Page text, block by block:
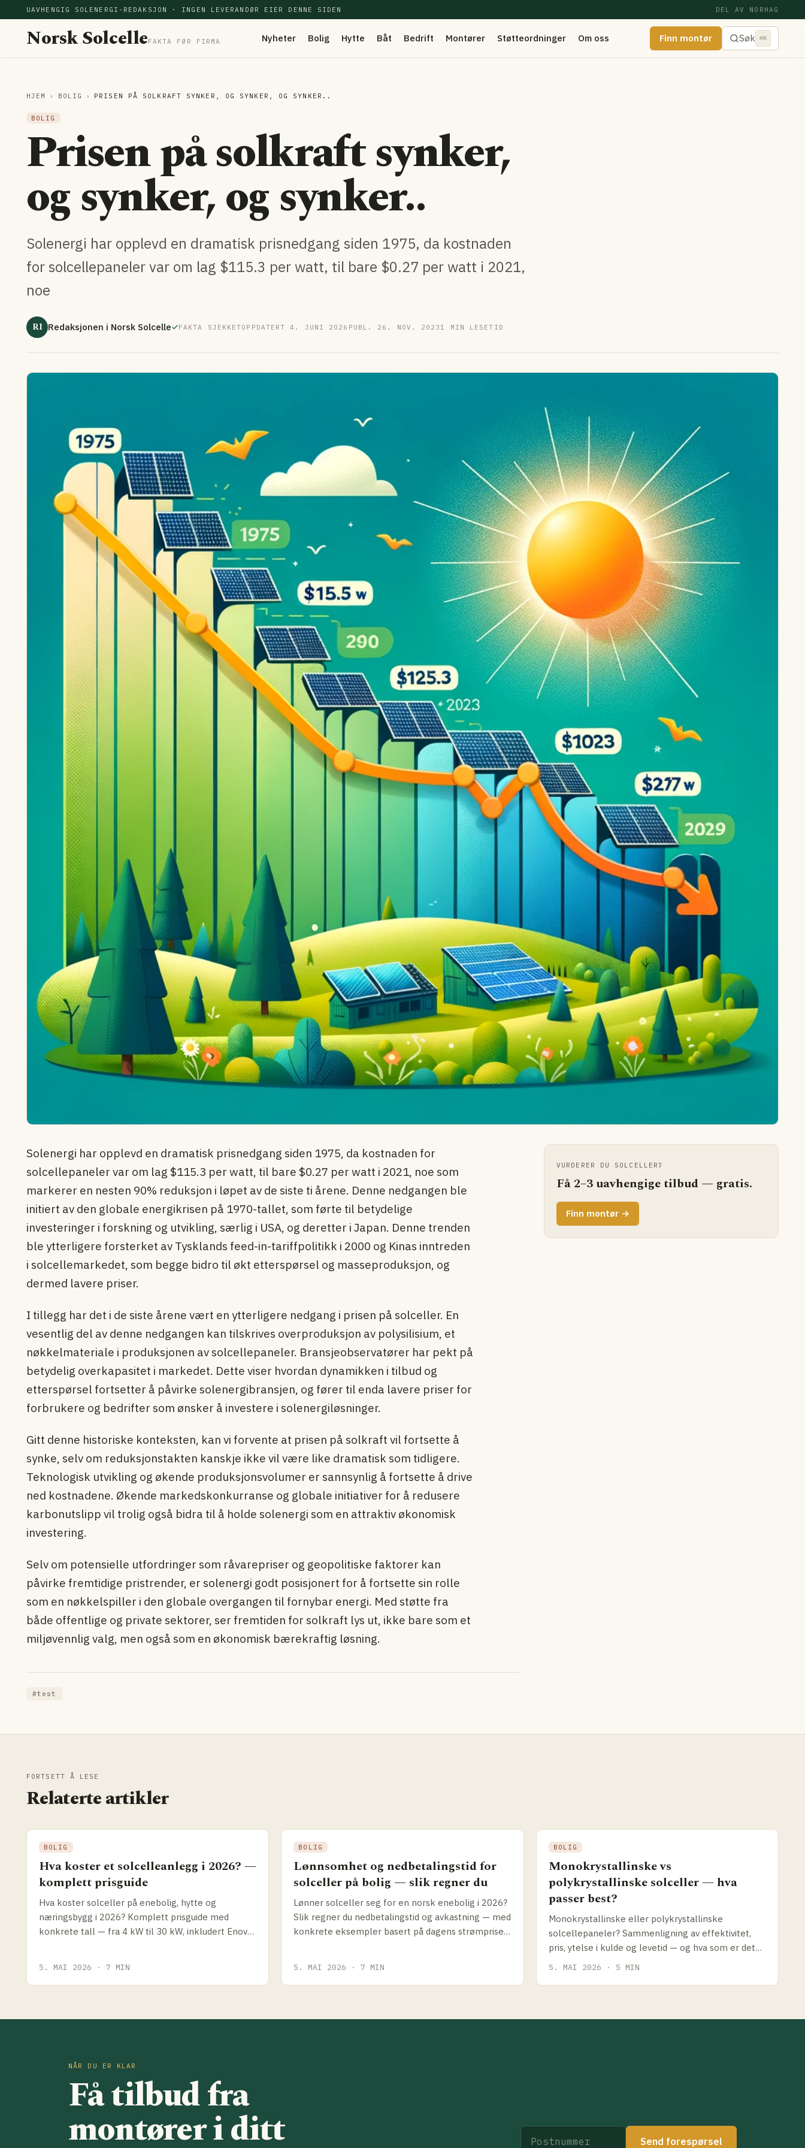
UAVHENGIG SOLENERGI-REDAKSJON · INGEN LEVERANDØR EIER DENNE SIDEN DEL AV NORHAG
Norsk SolcelleFAKTA FØR FIRMA Nyheter Bolig Hytte Båt Bedrift Montører Støtteordninger Om oss Finn montør Søk ⌘K
HJEM › BOLIG › PRISEN PÅ SOLKRAFT SYNKER, OG SYNKER, OG SYNKER..
BOLIG
Prisen på solkraft synker,
og synker, og synker..
Solenergi har opplevd en dramatisk prisnedgang siden 1975, da kostnaden
for solcellepaneler var om lag $115.3 per watt, til bare $0.27 per watt i 2021,
noe
RI Redaksjonen i Norsk Solcelle FAKTA SJEKKETOPPDATERT 4. JUNI 2026 PUBL. 26. NOV. 2023 1 MIN LESETID
VURDERER DU SOLCELLER?
Få 2–3 uavhengige tilbud — gratis.
Finn montør →
Solenergi har opplevd en dramatisk prisnedgang siden 1975, da kostnaden for
solcellepaneler var om lag $115.3 per watt, til bare $0.27 per watt i 2021, noe som
markerer en nesten 90% reduksjon i løpet av de siste ti årene. Denne nedgangen ble
initiert av den globale energikrisen på 1970-tallet, som førte til betydelige
investeringer i forskning og utvikling, særlig i USA, og deretter i Japan. Denne trenden
ble ytterligere forsterket av Tysklands feed-in-tariffpolitikk i 2000 og Kinas inntreden
i solcellemarkedet, som begge bidro til økt etterspørsel og masseproduksjon, og
dermed lavere priser.
I tillegg har det i de siste årene vært en ytterligere nedgang i prisen på solceller. En
vesentlig del av denne nedgangen kan tilskrives overproduksjon av polysilisium, et
nøkkelmateriale i produksjonen av solcellepaneler. Bransjeobservatører har pekt på
betydelig overkapasitet i markedet. Dette viser hvordan dynamikken i tilbud og
etterspørsel fortsetter å påvirke solenergibransjen, og fører til enda lavere priser for
forbrukere og bedrifter som ønsker å investere i solenergiløsninger.
Gitt denne historiske konteksten, kan vi forvente at prisen på solkraft vil fortsette å
synke, selv om reduksjonstakten kanskje ikke vil være like dramatisk som tidligere.
Teknologisk utvikling og økende produksjonsvolumer er sannsynlig å fortsette å drive
ned kostnadene. Økende markedskonkurranse og globale initiativer for å redusere
karbonutslipp vil trolig også bidra til å holde solenergi som en attraktiv økonomisk
investering.
Selv om potensielle utfordringer som råvarepriser og geopolitiske faktorer kan
påvirke fremtidige pristrender, er solenergi godt posisjonert for å fortsette sin rolle
som en nøkkelspiller i den globale overgangen til fornybar energi. Med støtte fra
både offentlige og private sektorer, ser fremtiden for solkraft lys ut, ikke bare som et
miljøvennlig valg, men også som en økonomisk bærekraftig løsning.
#test
FORTSETT Å LESE
Relaterte artikler
BOLIG
Hva koster et solcelleanlegg i 2026? —
komplett prisguide
Hva koster solceller på enebolig, hytte og
næringsbygg i 2026? Komplett prisguide med
konkrete tall — fra 4 kW til 30 kW, inkludert Enova-
5. MAI 2026 · 7 MIN
BOLIG
Lønnsomhet og nedbetalingstid for
solceller på bolig — slik regner du
Lønner solceller seg for en norsk enebolig i 2026?
Slik regner du nedbetalings­tid og avkastning — med
konkrete eksempler basert på dagens strømpriser,
5. MAI 2026 · 7 MIN
BOLIG
Monokrystallinske vs
polykrystallinske solceller — hva
passer best?
Monokrystallinske eller polykrystallinske
solcellepaneler? Sammenligning av effektivitet,
pris, ytelse i kulde og levetid — og hva som er det
5. MAI 2026 · 5 MIN
NÅR DU ER KLAR
Få tilbud fra
montører i ditt Send forespørsel